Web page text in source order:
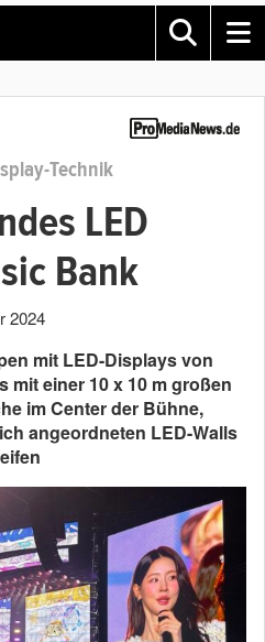
Technik
LED
Bank
2024
mit LED-Displays von
einer 10 x 10 m großen
im Center der Bühne,
angeordneten LED-Walls